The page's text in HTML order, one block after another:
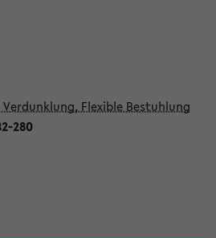
Flexible Bestuhlung
280